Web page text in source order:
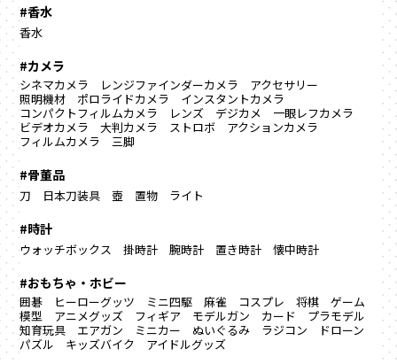
#香水
香水
#カメラ
シネマカメラ レンジファインダーカメラ
アクセサリー
照明機材
ポロライドカメラ
インスタントカメラ
コンパクトフィルムカメラ
レンズ デジカメ
一眼レフカメラ
ビデオカメラ
大判カメラ ストロボ
アクションカメラ
フィルムカメラ
三脚
#骨董品
刀 日本刀装具 壺 置物 ライト
#時計
ウォッチボックス 掛時計 腕時計 置き時計 懐中時計
#おもちゃ・ホビー
囲碁 ヒーローグッツ ミニ四駆 麻雀 コスプレ 将棋
ゲーム
模型
アニメグッズ フィギア モデルガン カード
プラモデル
知育玩具
エアガン ミニカー ぬいぐるみ ラジコン
ドローン
パズル
キッズバイク アイドルグッズ